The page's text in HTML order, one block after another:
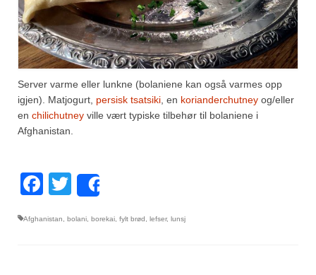
Server varme eller lunkne (bolaniene kan også varmes opp
igjen). Matjogurt, persisk tsatsiki , en korianderchutney og/eller
en chilichutney ville vært typiske tilbehør til bolaniene i
Afghanistan.
Facebook
Twitter
Afghanistan bolani borekai fylt brød lefser, lunsj